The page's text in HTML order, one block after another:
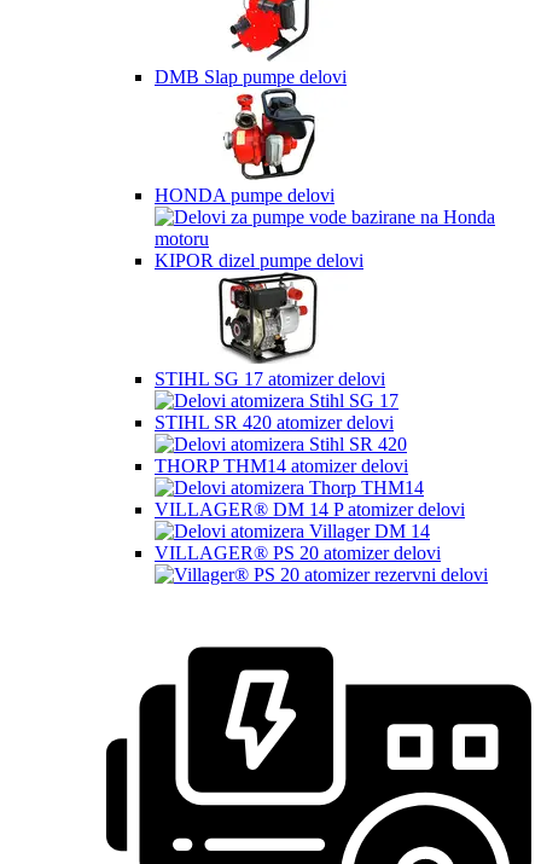
DMB Slap pumpe delovi
HONDA pumpe delovi
KIPOR dizel pumpe delovi
STIHL SG 17 atomizer delovi
STIHL SR 420 atomizer delovi
THORP THM14 atomizer delovi
VILLAGER® DM 14 P atomizer delovi
VILLAGER® PS 20 atomizer delovi